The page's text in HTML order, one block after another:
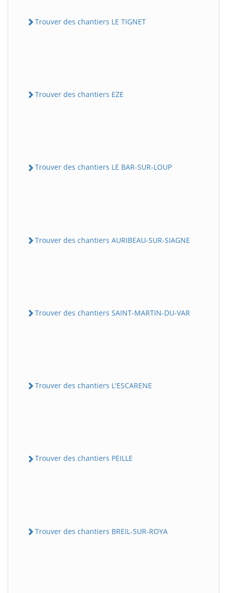
Trouver des chantiers LE TIGNET
Trouver des chantiers EZE
Trouver des chantiers LE BAR-SUR-LOUP
Trouver des chantiers AURIBEAU-SUR-SIAGNE
Trouver des chantiers SAINT-MARTIN-DU-VAR
Trouver des chantiers L'ESCARENE
Trouver des chantiers PEILLE
Trouver des chantiers BREIL-SUR-ROYA